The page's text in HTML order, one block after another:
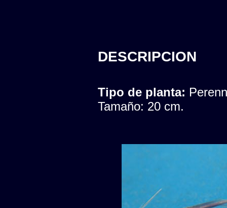
DESCRIPCION
Tipo de planta:
Tamaño: 20 cm.